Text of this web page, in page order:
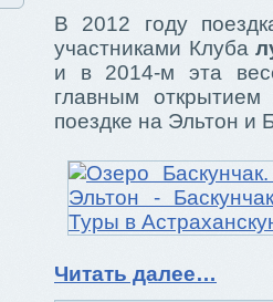
В 2012 году
участниками Клуба
и в 2014-м эта
главным
поездке на Эльтон и
Читать далее…